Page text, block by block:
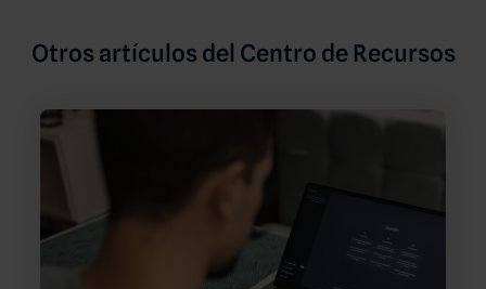
Otros artículos del Centro de Recursos